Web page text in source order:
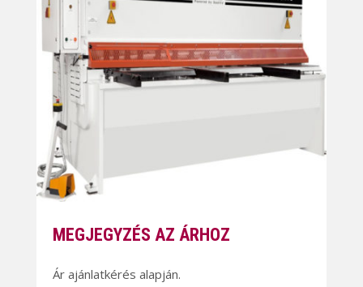
MEGJEGYZÉS AZ ÁRHOZ
Ár ajánlatkérés alapján.